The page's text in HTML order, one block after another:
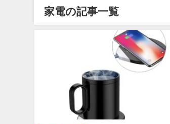
家電の記事一覧